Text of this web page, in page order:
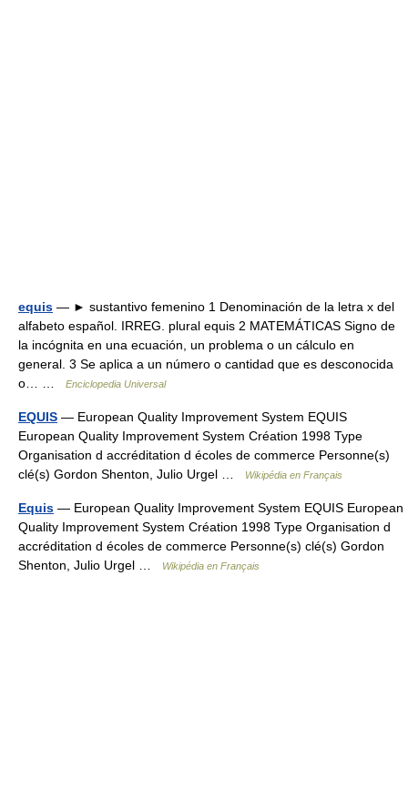
equis — ► sustantivo femenino 1 Denominación de la letra x del
alfabeto español. IRREG. plural equis 2 MATEMÁTICAS Signo de
la incógnita en una ecuación, un problema o un cálculo en
general. 3 Se aplica a un número o cantidad que es desconocida
o… …
Enciclopedia Universal
EQUIS — European Quality Improvement System EQUIS
European Quality Improvement System Création 1998 Type
Organisation d accréditation d écoles de commerce Personne(s)
clé(s) Gordon Shenton, Julio Urgel …
Wikipédia en Français
Equis — European Quality Improvement System EQUIS European
Quality Improvement System Création 1998 Type Organisation d
accréditation d écoles de commerce Personne(s) clé(s) Gordon
Shenton, Julio Urgel …
Wikipédia en Français